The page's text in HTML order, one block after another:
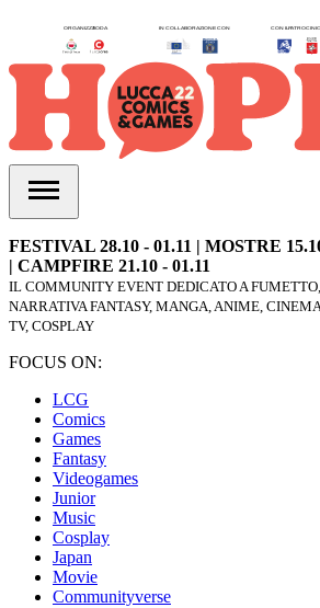
FESTIVAL 28.10 - 01.11 | MOSTRE
| CAMPFIRE 21.10 - 01.11
IL COMMUNITY EVENT DEDICATO A
NARRATIVA FANTASY, MANGA, ANIME,
TV, COSPLAY
FOCUS ON:
LCG
Comics
Games
Fantasy
Videogames
Junior
Music
Cosplay
Japan
Movie
Communityverse